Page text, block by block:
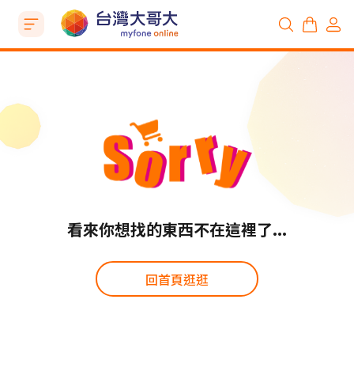
看來你想找的東西不在這裡了...
回首頁逛逛